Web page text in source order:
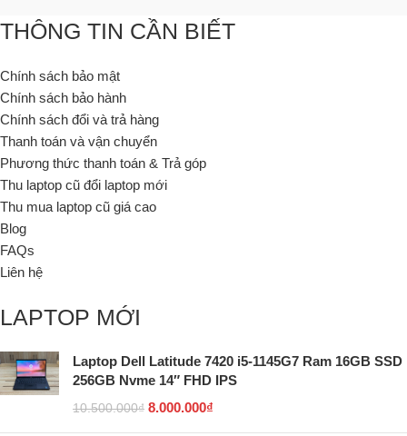
THÔNG TIN CẦN BIẾT
Chính sách bảo mật
Chính sách bảo hành
Chính sách đổi và trả hàng
Thanh toán và vận chuyển
Phương thức thanh toán & Trả góp
Thu laptop cũ đổi laptop mới
Thu mua laptop cũ giá cao
Blog
FAQs
Liên hệ
LAPTOP MỚI
Laptop Dell Latitude 7420 i5-1145G7 Ram 16GB SSD
256GB Nvme 14″ FHD IPS
10.500.000₫ 8.000.000₫